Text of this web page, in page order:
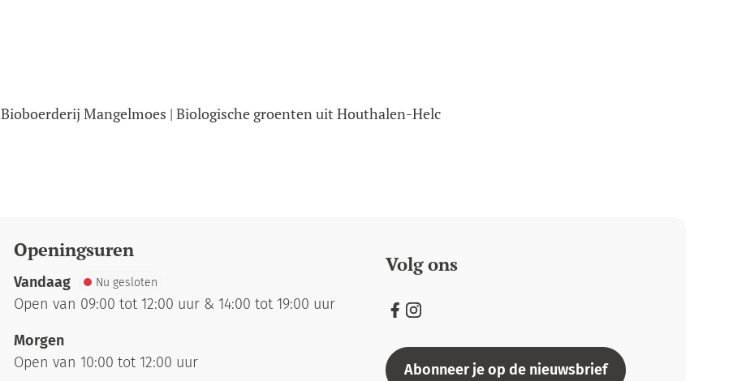
Bioboerderij Mangelmoes | Biologische groenten uit Houthalen-Helc
Openingsuren
Vandaag Nu gesloten
Open van 09:00 tot 12:00 uur & 14:00 tot 19:00 uur
Morgen
Open van 10:00 tot 12:00 uur
Volg ons
Facebook
Instagram
Abonneer je op de nieuwsbrief